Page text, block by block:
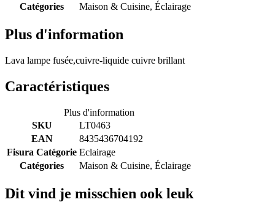
Catégories
Maison & Cuisine, Éclairage
Plus d'information
Lava lampe fusée,cuivre-liquide cuivre brillant
Caractéristiques
Plus d'information
SKU
LT0463
EAN
8435436704192
Fisura Catégorie Eclairage
Catégories
Maison & Cuisine, Éclairage
Dit vind je misschien ook leuk